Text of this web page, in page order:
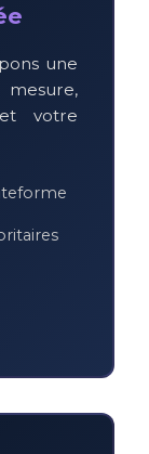
une
votre